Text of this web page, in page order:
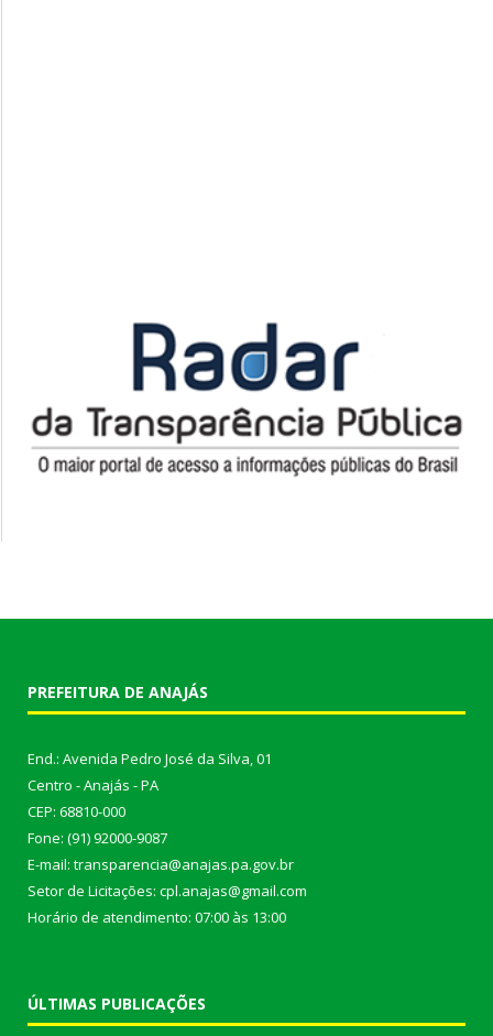
PREFEITURA DE ANAJÁS
End.: Avenida Pedro José da Silva, 01
Centro - Anajás - PA
CEP: 68810-000
Fone: (91) 92000-9087
E-mail: transparencia@anajas.pa.gov.br
Setor de Licitações: cpl.anajas@gmail.com
Horário de atendimento: 07:00 às 13:00
ÚLTIMAS PUBLICAÇÕES